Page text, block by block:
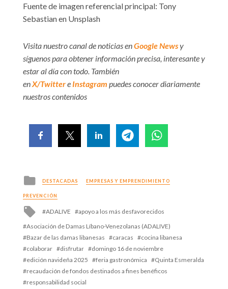
Fuente de imagen referencial principal: Tony
Sebastian en Unsplash
Visita nuestro canal de noticias enGoogle Newsy
síguenos para obtener información precisa, interesante y
estar al día con todo. También
enX/Twittere Instagram puedes conocer diariamente
nuestros contenidos
Posted
in
DESTACADAS EMPRESAS Y EMPRENDIMIENTO
PREVENCIÓN
Tagged
ADALIVE
apoyo a los más desfavorecidos
Asociación de Damas Líbano-Venezolanas (ADALIVE)
Bazar de las damas libanesas
caracas
cocina libanesa
colaborar
disfrutar
domingo 16 de noviembre
edición navideña 2025
feria gastronómica
Quinta Esmeralda
recaudación de fondos destinados a fines benéficos
responsabilidad social